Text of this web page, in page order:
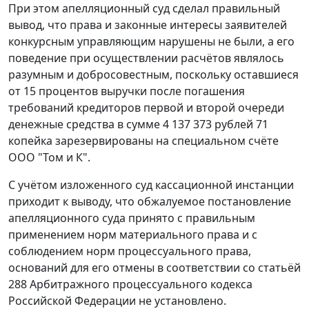
При этом апелляционный суд сделал правильный
вывод, что права и законные интересы заявителей
конкурсным управляющим нарушены не были, а его
поведение при осуществлении расчётов являлось
разумным и добросовестным, поскольку оставшиеся
от 15 процентов выручки после погашения
требований кредиторов первой и второй очереди
денежные средства в сумме 4 137 373 рублей 71
копейка зарезервированы на специальном счёте
ООО "Том и К".
С учётом изложенного суд кассационной инстанции
приходит к выводу, что обжалуемое постановление
апелляционного суда принято с правильным
применением норм материального права и с
соблюдением норм процессуального права,
оснований для его отмены в соответствии со статьёй
288Арбитражного процессуального кодекса
Российской Федерации не установлено.